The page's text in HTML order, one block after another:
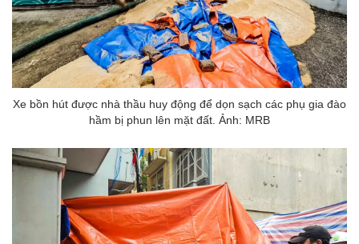
Xe bồn hút được nhà thầu huy động để dọn sạch các phụ gia đào
hầm bị phun lên mặt đất. Ảnh: MRB